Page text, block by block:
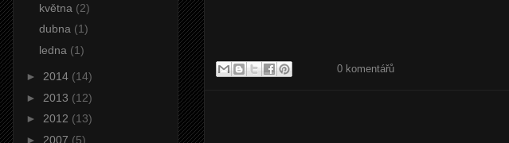
0 komentářů
května (2)
dubna (1)
ledna (1)
► 2014 (14)
► 2013 (12)
► 2012 (13)
► 2007 (5)